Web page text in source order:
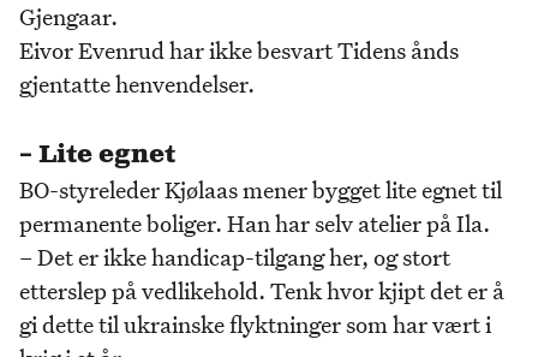
Gjengaar.
Eivor Evenrud har ikke besvart Tidens ånds
gjentatte henvendelser.
– Lite egnet
BO-styreleder Kjølaas mener bygget lite egnet til
permanente boliger. Han har selv atelier på Ila.
– Det er ikke handicap-tilgang her, og stort
etterslep på vedlikehold. Tenk hvor kjipt det er å
gi dette til ukrainske flyktninger som har vært i